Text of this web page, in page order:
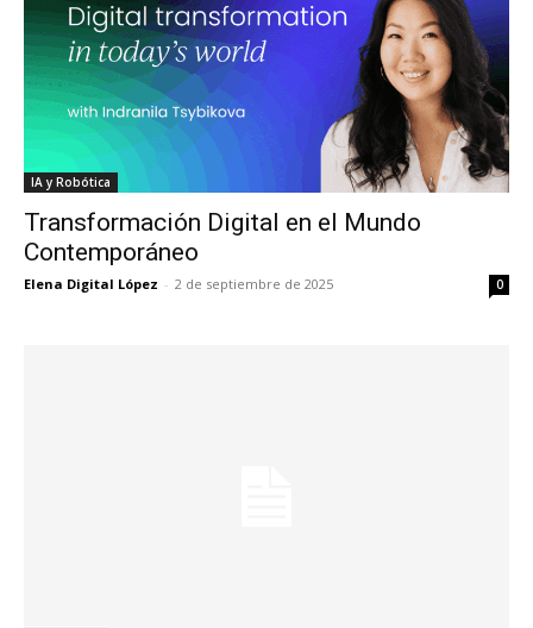
IA y Robótica
Transformación Digital en el Mundo
Contemporáneo
Elena Digital López - 2 de septiembre de 2025 0